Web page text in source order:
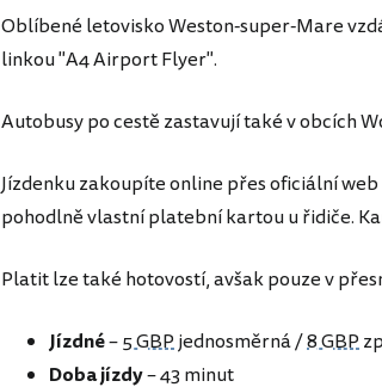
Oblíbené letovisko Weston-super-Mare
linkou "A4 Airport Flyer".
Autobusy po cestě zastavují také v obcích
Jízdenku zakoupíte online přes oficiální
pohodlně vlastní platební kartou u řidiče.
Platit lze také hotovostí, avšak pouze v
Jízdné–5 GBPjednosměrná /8 GBP
Doba jízdy– 43 minut